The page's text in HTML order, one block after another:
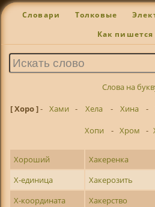
Словари Толковые
Как пишется
Слова на
[ Хоро ]- Хами - Хела - Хина -
Хопи
- Хром -
Хороший Хакеренка
Х-единица
Хакерозить
Х-координата
Хакерство